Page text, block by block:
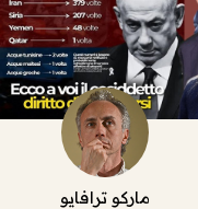
ماركو ترافايو